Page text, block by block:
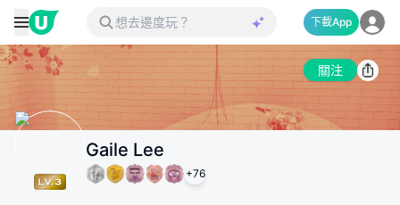
下載App
關注
Gaile Lee
+76